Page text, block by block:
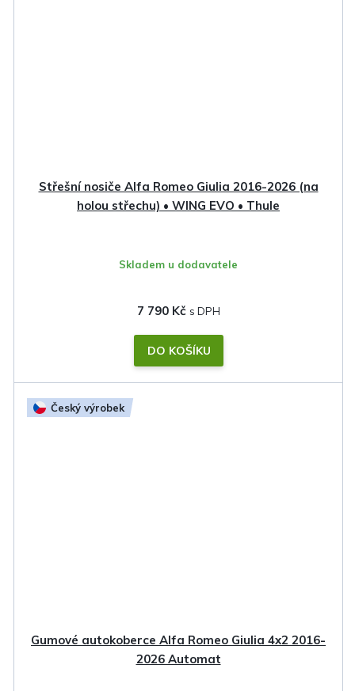
Střešní nosiče Alfa Romeo Giulia 2016-2026 (na
holou střechu) • WING EVO • Thule
Skladem u dodavatele
7 790 Kč
DO KOŠÍKU
Český výrobek
Gumové autokoberce Alfa Romeo Giulia 4x2 2016-
2026 Automat